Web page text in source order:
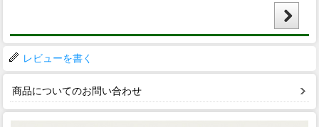
レビューを書く
商品についてのお問い合わせ